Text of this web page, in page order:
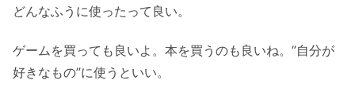
どんなふうに使ったって良い。
ゲームを買っても良いよ。本を買うのも良いね。”自分が
好きなもの”に使うといい。